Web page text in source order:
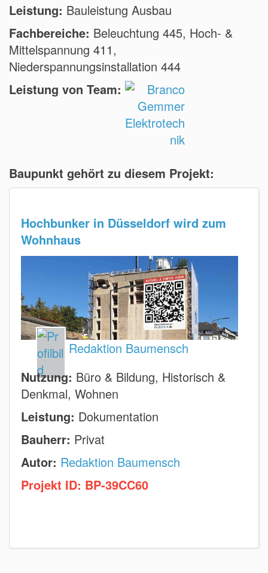
Leistung: Bauleistung Ausbau
Fachbereiche: Beleuchtung 445, Hoch- &
Mittelspannung 411,
Niederspannungsinstallation 444
Leistung von Team:
Baupunkt gehört zu diesem Projekt:
Hochbunker in Düsseldorf wird zum
Wohnhaus
Redaktion Baumensch
Nutzung: Büro & Bildung, Historisch &
Denkmal, Wohnen
Leistung: Dokumentation
Bauherr: Privat
Autor: Redaktion Baumensch
Projekt ID: BP-39CC60